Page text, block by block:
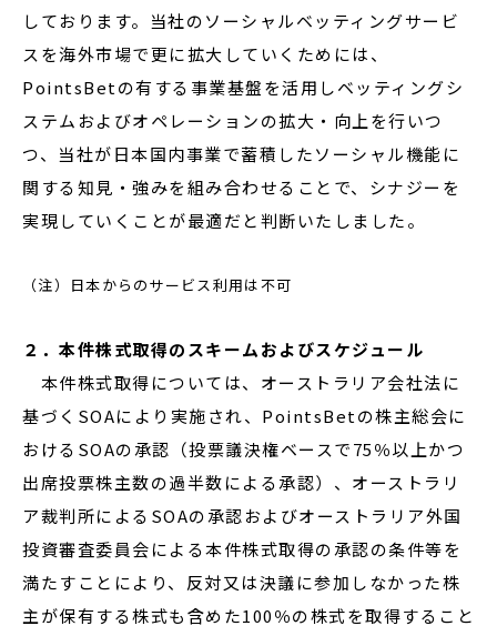
しております。当社のソーシャルベッティングサービ
スを海外市場で更に拡大していくためには、
PointsBetの有する事業基盤を活用しベッティングシ
ステムおよびオペレーションの拡大・向上を行いつ
つ、当社が日本国内事業で蓄積したソーシャル機能に
関する知見・強みを組み合わせることで、シナジーを
実現していくことが最適だと判断いたしました。
（注）日本からのサービス利用は不可
２．本件株式取得のスキームおよびスケジュール
本件株式取得については、オーストラリア会社法に
基づくSOAにより実施され、PointsBetの株主総会に
おけるSOAの承認（投票議決権ベースで75％以上かつ
出席投票株主数の過半数による承認）、オーストラリ
ア裁判所によるSOAの承認およびオーストラリア外国
投資審査委員会による本件株式取得の承認の条件等を
満たすことにより、反対又は決議に参加しなかった株
主が保有する株式も含めた100％の株式を取得すること